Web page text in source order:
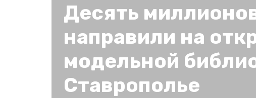
Десять
направили на
модельной
Ставрополье